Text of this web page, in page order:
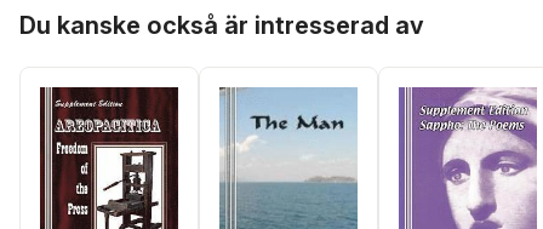
Du kanske också är intresserad av